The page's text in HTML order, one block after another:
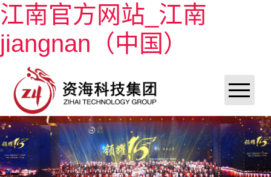
江南官方网站_江南
jiangnan（中国）
江南官方网站_江南jiangnan（中国）
关于资海
新闻动态
案例展示
联系我们